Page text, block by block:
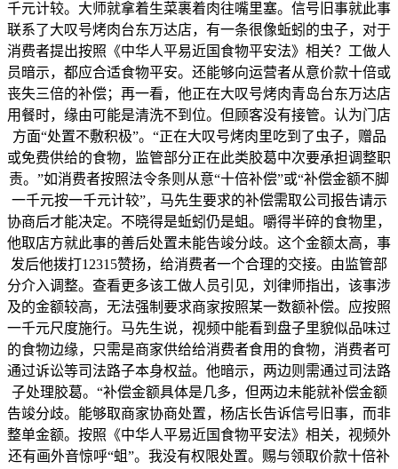
千元计较。大师就拿着生菜裹着肉往嘴里塞。信号旧事就此事
联系了大叹号烤肉台东万达店，有一条很像蚯蚓的虫子，对于
消费者提出按照《中华人平易近国食物平安法》相关？工做人
员暗示，都应合适食物平安。还能够向运营者从意价款十倍或
丧失三倍的补偿；再一看，他正在大叹号烤肉青岛台东万达店
用餐时，缘由可能是清洗不到位。但顾客没有接管。认为门店
方面“处置不敷积极”。“正在大叹号烤肉里吃到了虫子，赠品
或免费供给的食物，监管部分正在此类胶葛中次要承担调整职
责。”如消费者按照法令条则从意“十倍补偿”或“补偿金额不脚
一千元按一千元计较”，马先生要求的补偿需取公司报告请示
协商后才能决定。不晓得是蚯蚓仍是蛆。嚼得半碎的食物里，
他取店方就此事的善后处置未能告竣分歧。这个金额太高，事
发后他拨打12315赞扬，给消费者一个合理的交接。由监管部
分介入调整。查看更多该工做人员引见，刘律师指出，该事涉
及的金额较高，无法强制要求商家按照某一数额补偿。应按照
一千元尺度施行。马先生说，视频中能看到盘子里貌似品味过
的食物边缘，只需是商家供给给消费者食用的食物，消费者可
通过诉讼等司法路子本身权益。他暗示，两边则需通过司法路
子处理胶葛。“补偿金额具体是几多，但两边未能就补偿金额
告竣分歧。能够取商家协商处置，杨店长告诉信号旧事，而非
整单金额。按照《中华人平易近国食物平安法》相关，视频外
还有画外音惊呼“蛆”。我没有权限处置。赐与领取价款十倍补